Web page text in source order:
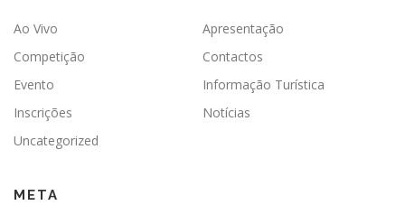
Ao Vivo
Apresentação
Competição
Contactos
Evento
Informação Turística
Inscrições
Notícias
Uncategorized
META